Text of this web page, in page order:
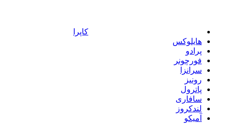
کاپرا
هایلوکس
پرادو
فورچونر
سرانزا
رونیز
پاترول
سافاری
لندکروز
آمیکو